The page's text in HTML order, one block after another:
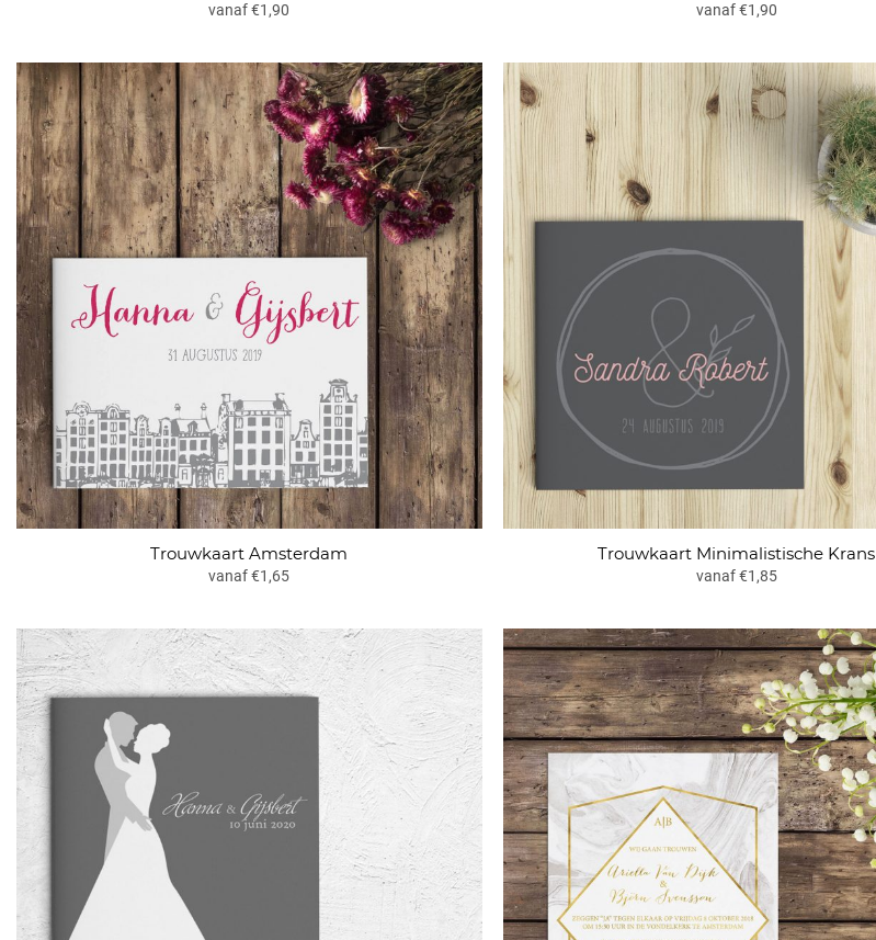
vanaf €1,90 vanaf €1,90
Trouwkaart Amsterdam
vanaf €1,65
Trouwkaart Minimalistische Krans
vanaf €1,85